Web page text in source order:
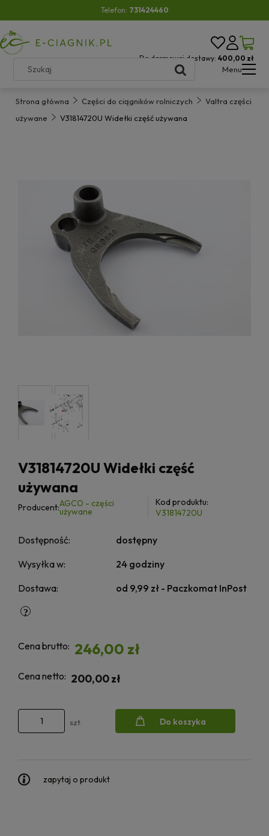
Telefon: 731424460
Do darmowej dostawy: 400,00 zł
Menu
Strona główna Części do ciągników rolniczych
Valtra części
używane
V31814720U Widełki część używana
V31814720U Widełki część
używana
Producent:AGCO - części
używane
Kod produktu:
V31814720U
Dostępność:
dostępny
Wysyłka w:
24 godziny
Dostawa:
od 9,99 zł - Paczkomat InPost
Cena brutto: 246,00 zł
Cena netto: 200,00 zł
szt. Do koszyka
zapytaj o produkt